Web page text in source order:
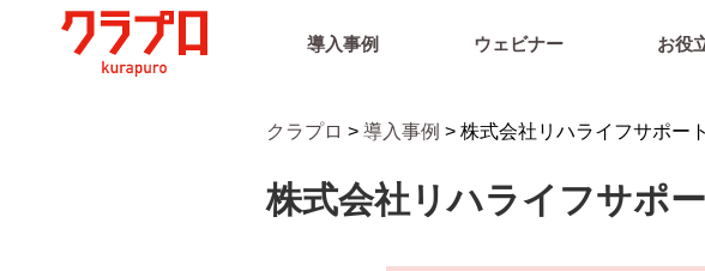
導入事例 ウェビナー お役
クラプロ > 導入事例 > 株式会社リハライフサポー
株式会社リハライフサポ